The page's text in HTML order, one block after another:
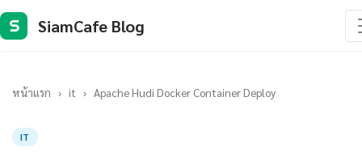
S SiamCafe Blog
หน้าแรก › it › Apache Hudi Docker Container Deploy
IT